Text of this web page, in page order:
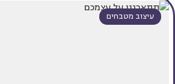
עיצוב מטבחים